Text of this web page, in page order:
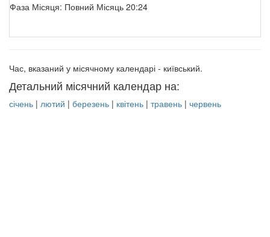
Фаза Місяця: Повний Місяць 20:24
Час, вказаний у місячному календарі - київський.
Детальний місячний календар на:
січень | лютий | березень | квітень | травень | червень